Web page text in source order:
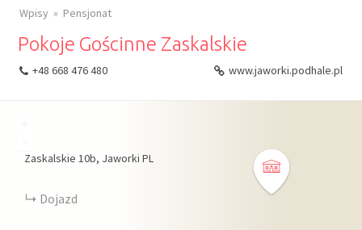
Wpisy Pensjonat
Pokoje Gościnne Zaskalskie
+48 668 476 480 www.jaworki.podhale.pl
Zaskalskie 10b Jaworki PL
Dojazd